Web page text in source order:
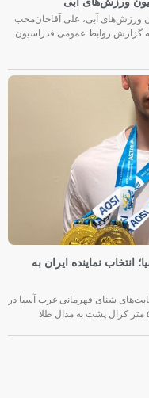
آبی
آبی، علی آقاجان‌محب
روابط عمومی فدراسیون
ایران به
قهرمانی غرب آسیا در